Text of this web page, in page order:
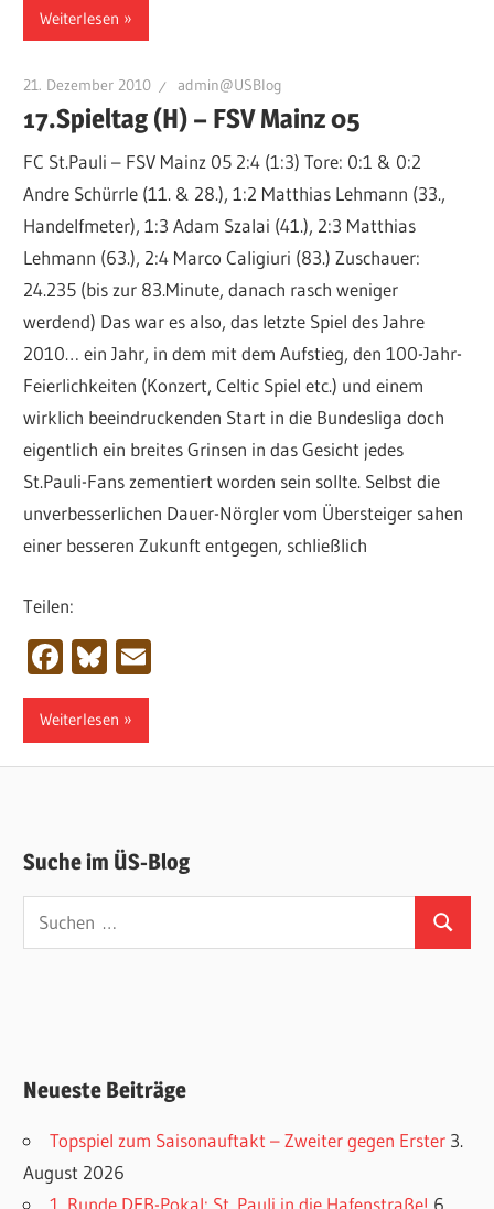
Weiterlesen
21. Dezember 2010 admin@USBlog
17.Spieltag (H) – FSV Mainz 05
FC St.Pauli – FSV Mainz 05 2:4 (1:3) Tore: 0:1 & 0:2
Andre Schürrle (11. & 28.), 1:2 Matthias Lehmann (33.,
Handelfmeter), 1:3 Adam Szalai (41.), 2:3 Matthias
Lehmann (63.), 2:4 Marco Caligiuri (83.) Zuschauer:
24.235 (bis zur 83.Minute, danach rasch weniger
werdend) Das war es also, das letzte Spiel des Jahre
2010… ein Jahr, in dem mit dem Aufstieg, den 100-Jahr-
Feierlichkeiten (Konzert, Celtic Spiel etc.) und einem
wirklich beeindruckenden Start in die Bundesliga doch
eigentlich ein breites Grinsen in das Gesicht jedes
St.Pauli-Fans zementiert worden sein sollte. Selbst die
unverbesserlichen Dauer-Nörgler vom Übersteiger sahen
einer besseren Zukunft entgegen, schließlich
Teilen:
Facebook
Bluesky
Weiterlesen
Suche im ÜS-Blog
Suchen
nach:
Suchen
Neueste Beiträge
Topspiel zum Saisonauftakt – Zweiter gegen Erster 3.
August 2026
1. Runde DFB-Pokal: St. Pauli in die Hafenstraße! 6.